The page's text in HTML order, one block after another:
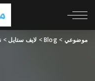
موضوعي >
Blog
> لايف ستايل >